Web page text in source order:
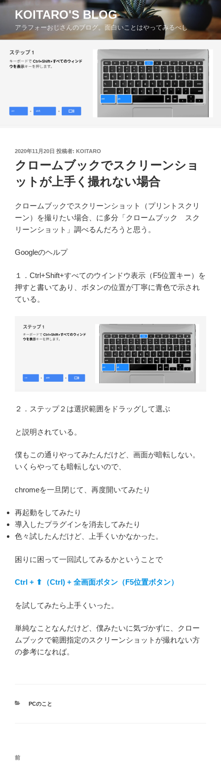
コ
ン
KOITARO'S BLOG
アラフォーおじさんのブログ。面白いことはやってみるべし
投
日:
2020年11月20日 投稿者: KOITARO
クロームブックでスクリーンショ
ットが上手く撮れない場合
クロームブックでスクリーンショット（プリントスクリ
ーン）を撮りたい場合、に多分「クロームブック スク
リーンショット」調べるんだろうと思う。
Googleのヘルプ
１．Ctrl+Shift+すべてのウインドウ表示（F5位置キー）を
押すと書いてあり、ボタンの位置が丁寧に青色で示され
ている。
２．ステップ２は選択範囲をドラッグして選ぶ
と説明されている。
僕もこの通りやってみたんだけど、画面が暗転しない。
いくらやっても暗転しないので、
chromeを一旦閉じて、再度開いてみたり
再起動をしてみたり
導入したプラグインを消去してみたり
色々試したんだけど、上手くいかなかった。
困りに困って一回試してみるかということで
Ctrl + ⬆（Ctrl) + 全画面ボタン（F5位置ボタン）
を試してみたら上手くいった。
単純なことなんだけど、僕みたいに気づかずに、クロー
ムブックで範囲指定のスクリーンショットが撮れない方
の参考になれば。
カ
PCのこと
投
前
前